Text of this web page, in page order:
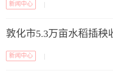
新闻中心
敦化市5.3万亩水稻插秧
新闻中心